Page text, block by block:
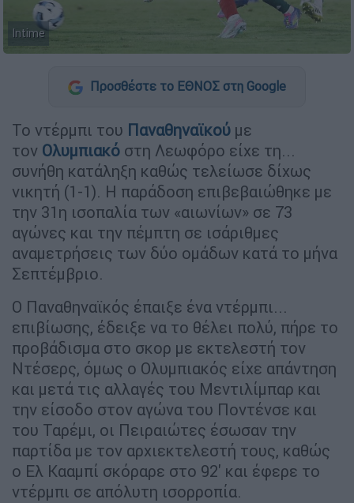
Intime
Προσθέστε το ΕΘΝΟΣ στη Google
Το ντέρμπι του Παναθηναϊκού με
τον Ολυμπιακό στη Λεωφόρο είχε τη...
συνήθη κατάληξη καθώς τελείωσε δίχως
νικητή (1-1). Η παράδοση επιβεβαιώθηκε με
την 31η ισοπαλία των «αιωνίων» σε 73
αγώνες και την πέμπτη σε ισάριθμες
αναμετρήσεις των δύο ομάδων κατά το μήνα
Σεπτέμβριο.
Ο Παναθηναϊκός έπαιξε ένα ντέρμπι...
επιβίωσης, έδειξε να το θέλει πολύ, πήρε το
προβάδισμα στο σκορ με εκτελεστή τον
Ντέσερς, όμως ο Ολυμπιακός είχε απάντηση
και μετά τις αλλαγές του Μεντιλίμπαρ και
την είσοδο στον αγώνα του Ποντένσε και
του Ταρέμι, οι Πειραιώτες έσωσαν την
παρτίδα με τον αρχιεκτελεστή τους, καθώς
ο Ελ Κααμπί σκόραρε στο 92' και έφερε το
ντέρμπι σε απόλυτη ισορροπία.